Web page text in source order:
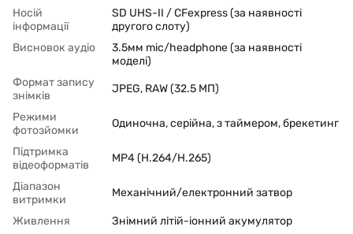
Носій
інформації
SD UHS-II / CFexpress (за наявності
другого слоту)
Висновок аудіо
3.5мм mic/headphone (за наявності
моделі)
Формат запису
знімків
JPEG, RAW (32.5 МП)
Режими
фотозйомки
Одиночна, серійна, з таймером, брекетинг
Підтримка
відеоформатів
MP4 (H.264/H.265)
Діапазон
витримки
Механічний/електронний затвор
Живлення
Знімний літій-іонний акумулятор